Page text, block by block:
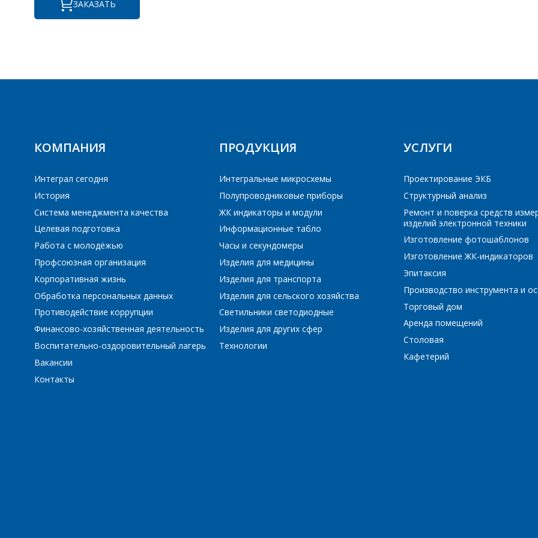
ПОИСК
ЗАКАЗАТЬ
КОМПАНИЯ
Интеграл сегодня
История
Система менеджмента качества
Целевая подготовка
Работа с молодёжью
Профсоюзная организация
Корпоративная жизнь
Обработка персональных данных
Противодействие коррупции
Финансово-хозяйственная деятельность
Воспитательно-оздоровительный лагерь
Вакансии
Контакты
ПРОДУКЦИЯ
Интегральные микросхемы
Полупроводниковые приборы
ЖК индикаторы и модули
Информационные табло
Часы и секундомеры
Изделия для медицины
Изделия для транспорта
Изделия для сельского хозяйства
Светильники светодиодные
Изделия для других сфер
Технологии
УСЛУГИ
Проектирование ЭКБ
Структурный анализ
Ремонт и поверка средств
изделий электронной техники
Изготовление фотошаблонов
Изготовление ЖК-индикаторов
Эпитаксия
Производство инструмента и
Торговый дом
Аренда помещений
Столовая
Кафетерий
Интересующий товар/услуга, их количество *
Сообщение
Я согласен на обработку персональных данных *
*- обязательные поля